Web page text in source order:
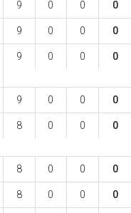
9 0 0 0
9 0 0 0
9 0 0 0
9 0 0 0
8 0 0 0
8 0 0 0
8 0 0 0